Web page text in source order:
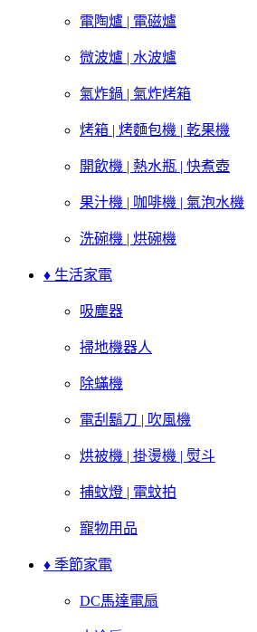
電陶爐 | 電磁爐
微波爐 | 水波爐
氣炸鍋 | 氣炸烤箱
烤箱 | 烤麵包機 | 乾果機
開飲機 | 熱水瓶 | 快煮壺
果汁機 | 咖啡機 | 氣泡水機
洗碗機 | 烘碗機
♦ 生活家電
吸塵器
掃地機器人
除蟎機
電刮鬍刀 | 吹風機
烘被機 | 掛燙機 | 熨斗
捕蚊燈 | 電蚊拍
寵物用品
♦ 季節家電
DC馬達電扇